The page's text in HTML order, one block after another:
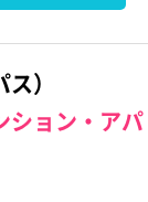
）
ション・アパ